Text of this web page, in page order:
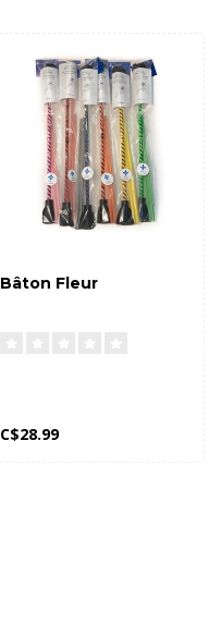
Bâton Fleur
C$28.99